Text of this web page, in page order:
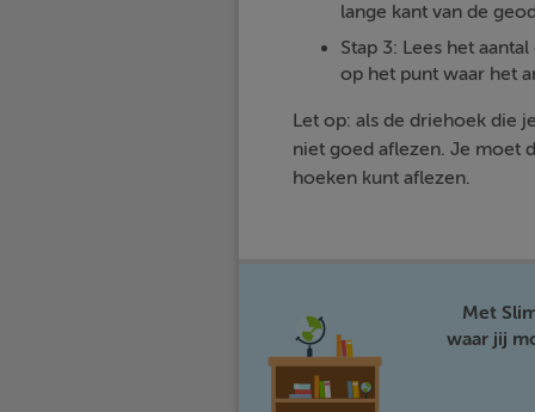
lange kant van de
Stap 3: Lees het
op het punt waar het
Let op: als de driehoek die
niet goed aflezen. Je moet
hoeken kunt aflezen.
Met
waar jij